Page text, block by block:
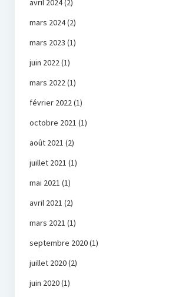
avril 2024(2)
mars 2024(2)
mars 2023 (1)
juin 2022(1)
mars 2022(1)
février 2022(1)
octobre 2021 (1)
août 2021 (2)
juillet 2021 (1)
mai 2021 (1)
avril 2021 (2)
mars 2021 (1)
septembre 2020(1)
juillet 2020(2)
juin 2020(1)